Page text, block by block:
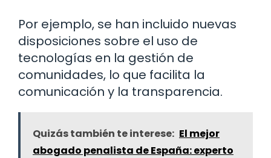
Por ejemplo, se han incluido nuevas
disposiciones sobre el uso de
tecnologías en la gestión de
comunidades, lo que facilita la
comunicación y la transparencia.
Quizás también te interese: El mejor
abogado penalista de España: experto